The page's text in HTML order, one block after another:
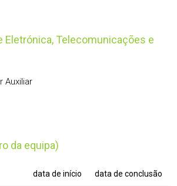
Eletrónica, Telecomunicações e
Auxiliar
da equipa)
data de início data de conclusão